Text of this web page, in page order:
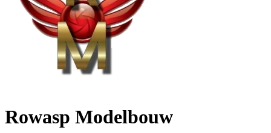
Rowasp Modelbouw